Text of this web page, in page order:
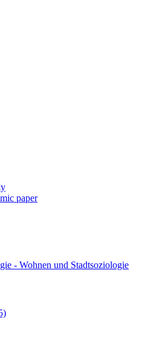
paper
- Wohnen und Stadtsoziologie